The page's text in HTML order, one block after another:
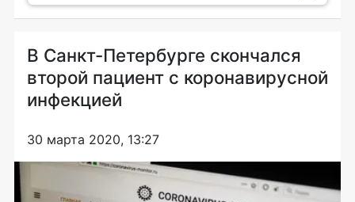
В Санкт-Петербурге скончался
второй пациент с коронавирусной
инфекцией
30 марта 2020, 13:27